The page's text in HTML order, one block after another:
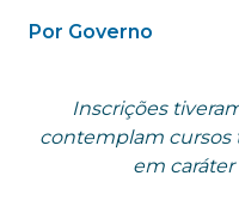
Por Governo
Inscrições
contemplam cursos
em